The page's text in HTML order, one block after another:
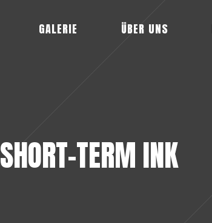
GALERIE ÜBER UNS
SHORT-TERM INK